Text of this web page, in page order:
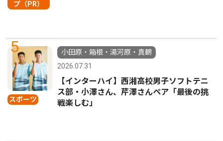
プ（PR）
5
スポーツ
小田原・箱根・湯河原・真鶴
2026.07.31
【インターハイ】西湘高校男子ソフトテニ
ス部・小澤さん、芹澤さんペア「最後の挑
戦楽しむ」